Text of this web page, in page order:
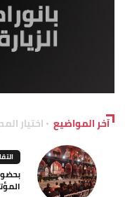
آخر المواضيع اختيار